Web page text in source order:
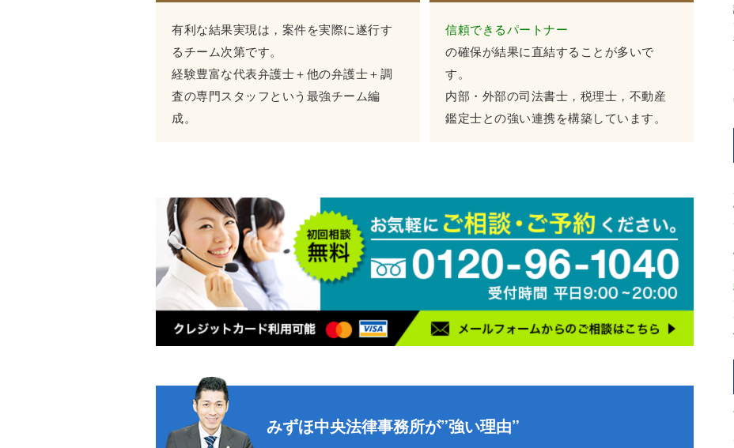
有利な結果実現は，案件を実際に遂行す
るチーム次第です。
経験豊富な代表弁護士＋他の弁護士＋調
査の専門スタッフという最強チーム編
成。
信頼できるパートナー
の確保が結果に直結することが多いで
す。
内部・外部の司法書士，税理士，不動産
鑑定士との強い連携を構築しています。
みずほ中央法律事務所が”強い理由”